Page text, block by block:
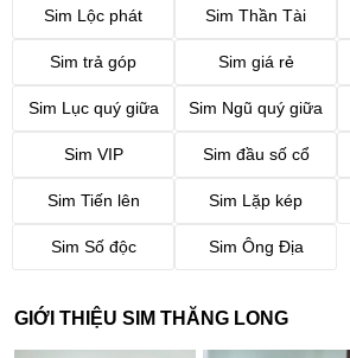
Sim Lộc phát Sim Thần Tài
Sim trả góp Sim giá rẻ
Sim Lục quý giữa Sim Ngũ quý giữa
Sim VIP Sim đầu số cổ
Sim Tiến lên Sim Lặp kép
Sim Số độc Sim Ông Địa
GIỚI THIỆU SIM THĂNG LONG